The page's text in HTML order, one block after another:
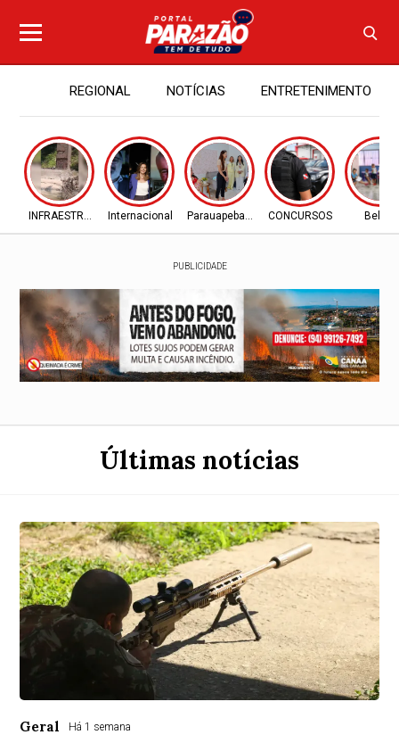
REGIONAL NOTÍCIAS ENTRETENIMENTO
INFRAESTRUTURAInternacional Parauapebas - PACONCURSOS Belém
PUBLICIDADE
Últimas notícias
Geral Há 1 semana